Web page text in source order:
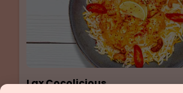
Lax Cocolicious